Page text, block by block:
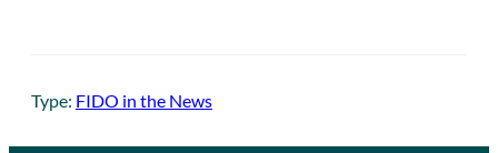
Type: FIDO in the News